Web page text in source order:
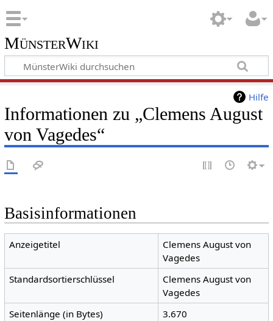
MünsterWiki
Hilfe
Informationen zu „Clemens August
von Vagedes“
Basisinformationen
Anzeigetitel
Clemens August von
Vagedes
Standardsortierschlüssel
Clemens August von
Vagedes
Seitenlänge (in Bytes)
3.670